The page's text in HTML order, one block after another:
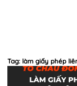
Tag: làm giấy phép